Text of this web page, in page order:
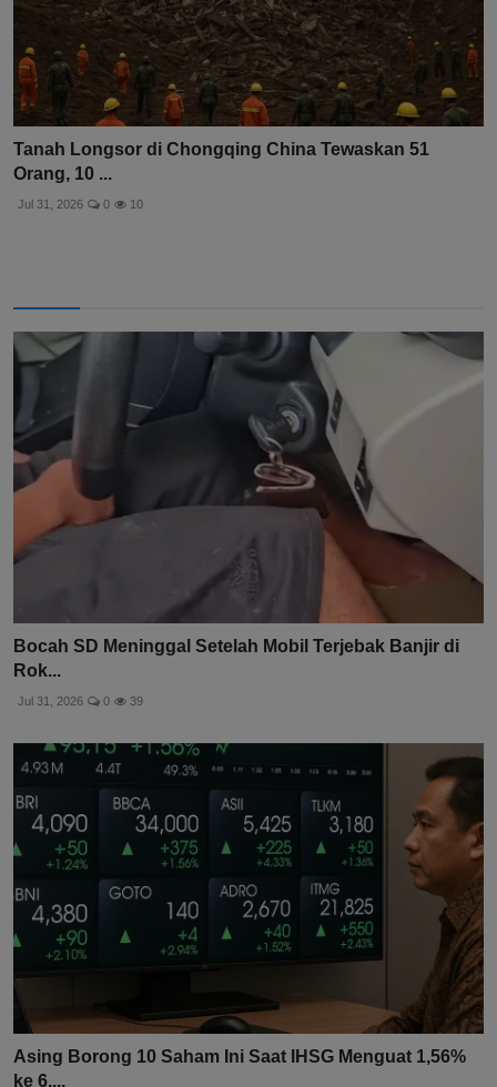
Tanah Longsor di Chongqing China Tewaskan 51
Orang, 10 ...
Jul 31, 2026 0 10
Bocah SD Meninggal Setelah Mobil Terjebak Banjir di
Rok...
Jul 31, 2026 0 39
Asing Borong 10 Saham Ini Saat IHSG Menguat 1,56%
ke 6....